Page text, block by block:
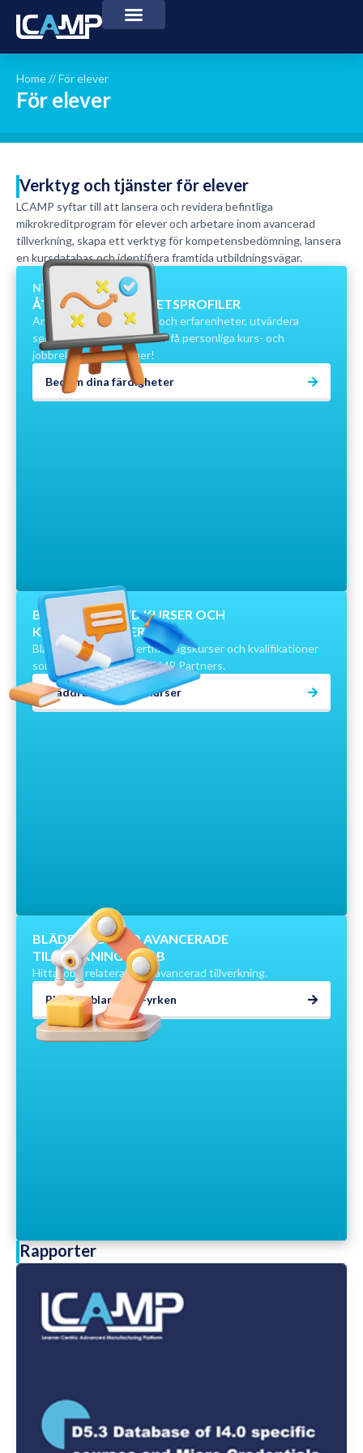
Home//För elever
För elever
Verktyg och tjänster för elever
LCAMP syftar till att lansera och revidera befintliga
mikrokreditprogram för elever och arbetare inom avancerad
tillverkning, skapa ett verktyg för kompetensbedömning, lansera
en kursdatabas och identifiera framtida utbildningsvägar.
NY!
ÅTKOMST FÄRDIGHETSPROFILER
Ange dina mål, intressen och erfarenheter, utvärdera
sedan dina färdigheter och få personliga kurs- och
jobbrekommendationer!
Bedöm dina färdigheter
BLÄDDRA BLAND KURSER OCH
KVALIFIKATIONER
Bläddra bland mikrocertifieringskurser och kvalifikationer
som tillhandahålls av LCAMP Partners.
Bläddra bland AM-kurser
BLÄDDRA BLAND AVANCERADE
TILLVERKNINGSJOBB
Hitta jobb relaterade till avancerad tillverkning.
Bläddra bland AM-yrken
Rapporter